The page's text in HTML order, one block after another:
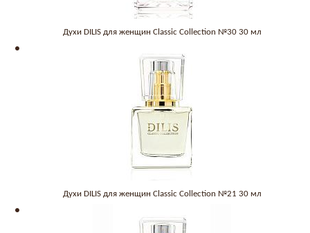
Духи DILIS для женщин Classic Collection №30 30 мл
Духи DILIS для женщин Classic Collection №21 30 мл